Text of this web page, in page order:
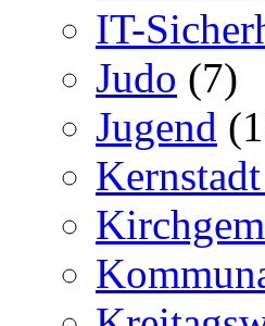
IT-
Judo (7)
Jugend